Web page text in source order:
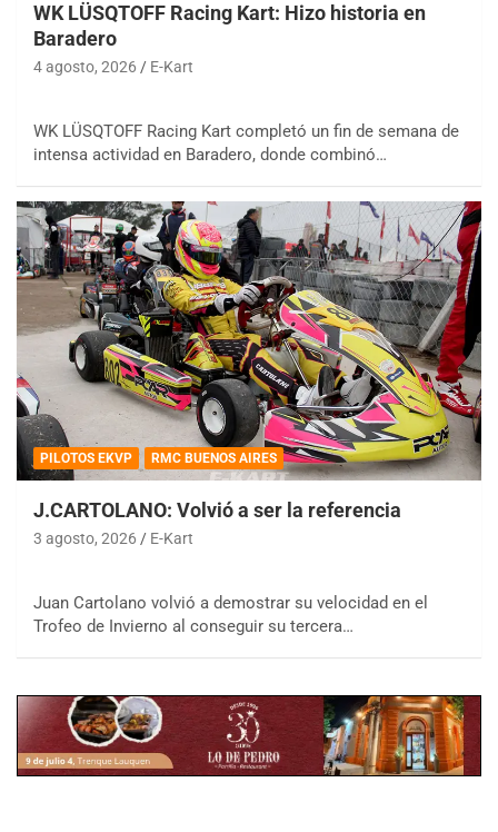
WK LÜSQTOFF Racing Kart: Hizo historia en
Baradero
4 agosto, 2026 E-Kart
WK LÜSQTOFF Racing Kart completó un fin de semana de
intensa actividad en Baradero, donde combinó…
PILOTOS EKVP RMC BUENOS AIRES
J.CARTOLANO: Volvió a ser la referencia
3 agosto, 2026 E-Kart
Juan Cartolano volvió a demostrar su velocidad en el
Trofeo de Invierno al conseguir su tercera…
COBERTURA ESPECIAL DE E-KART.COM.AR
08/09-AGO
Baradero (Buenos Aires)
KDO - F6
Ciudad de Trenque Lauquen (Asfalto)
Trenque Lauquen (Buenos Aires)